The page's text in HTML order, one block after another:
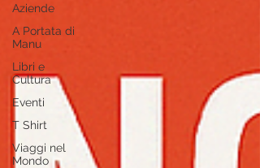
Aziende
A Portata di
Manu
Libri e
Cultura
Eventi
T Shirt
Viaggi nel
Mondo